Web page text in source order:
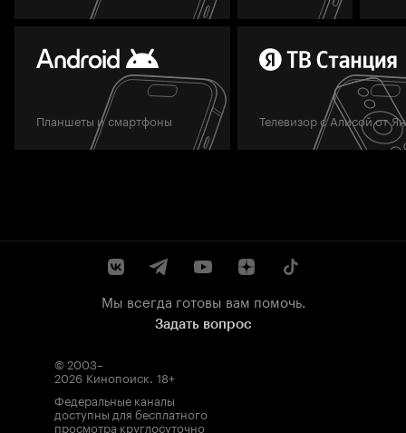
Планшеты и смартфоны Телевизор с Алисой от
Мы всегда готовы вам помочь.
Задать вопрос
© 2003–
2026 Кинопоиск. 18+
Федеральные каналы
доступны для бесплатного
просмотра круглосуточно